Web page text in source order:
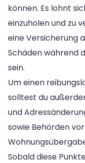
können. Es lohnt
einzuholen und zu
eine Versicherung
Schäden während
sein.
Um einen
solltest du
und
sowie Behörden
Sobald diese